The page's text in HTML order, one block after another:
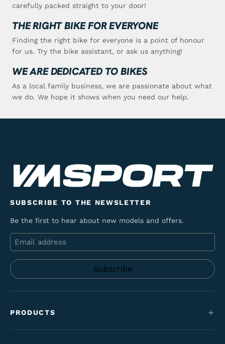
carefully packed straight to your door!
THE RIGHT BIKE FOR EVERYONE
Finding the right bike for everyone is a point of honour
for us. Try the bike assistant, or ask us anything!
WE ARE DEDICATED TO BIKES
As a local family business, we are passionate about what
we do. We hope it shows when you need our help.
SUBSCRIBE TO THE NEWSLETTER
Be the first to hear about new models and offers.
Email
PRODUCTS